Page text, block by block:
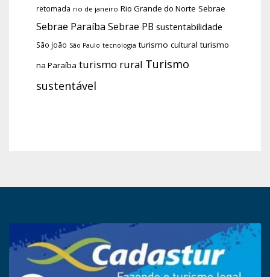
retomada rio de janeiro Rio Grande do Norte Sebrae
Sebrae Paraíba Sebrae PB sustentabilidade
São João São Paulo tecnologia turismo cultural turismo
na Paraíba turismo rural Turismo
sustentável